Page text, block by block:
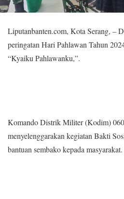
Liputanbanten.com, Kota Serang, –
peringatan Hari Pahlawan Tahun
“Kyaiku Pahlawanku,”.
Komando Distrik Militer (Kodim)
menyelenggarakan kegiatan Bakti
bantuan sembako kepada masyarakat.